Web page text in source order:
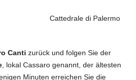
Canti zurück und folgen Sie der
, lokal Cassaro genannt, der ältesten
Minuten erreichen Sie die